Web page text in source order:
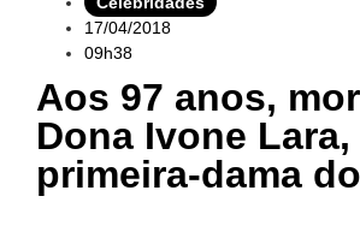
17/04/2018
09h38
Aos 97 anos,
Dona Ivone Lara,
primeira-dama